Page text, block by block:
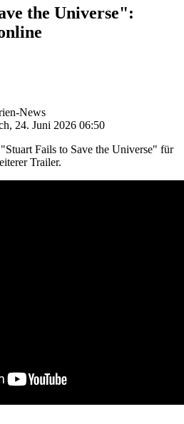
the Universe":
News
24. Juni 2026 06:50
Fails to Save the Universe" für
Trailer.